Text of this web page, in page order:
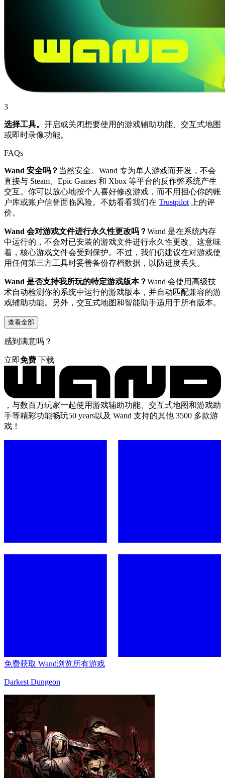
3
选择工具。 开启或关闭想要使用的游戏辅助功能、交互式地图
或即时录像功能。
FAQs
Wand 安全吗？ 当然安全。Wand 专为单人游戏而开发，不会
直接与 Steam、Epic Games 和 Xbox 等平台的反作弊系统产生
交互。你可以放心地按个人喜好修改游戏，而不用担心你的账
户库或账户信誉面临风险。不妨看看我们在 Trustpilot 上的评
价。
Wand 会对游戏文件进行永久性更改吗？Wand 是在系统内存
中运行的，不会对已安装的游戏文件进行永久性更改。这意味
着，核心游戏文件会受到保护。不过，我们仍建议在对游戏使
用任何第三方工具时妥善备份存档数据，以防进度丢失。
Wand 是否支持我所玩的特定游戏版本？Wand 会使用高级技
术自动检测你的系统中运行的游戏版本，并自动匹配兼容的游
戏辅助功能。另外，交互式地图和智能助手适用于所有版本。
查看全部
感到满意吗？
立即免费 下载
，与数百万玩家一起使用游戏辅助功能、交互式地图和游戏助
手等精彩功能畅玩50 years以及 Wand 支持的其他 3500 多款游
戏！
免费获取 Wand浏览所有游戏
Darkest Dungeon